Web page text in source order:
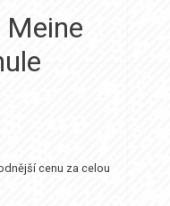
cenu za celou